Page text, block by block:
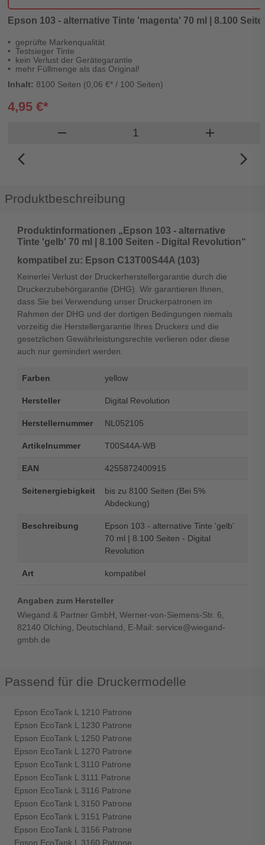
Epson 103 - alternative Tinte 'magenta' 70 ml | 8.100
geprüfte Markenqualität
Testsieger Tinte
kein Verlust der Gerätegarantie
mehr Füllmenge als das Original!
Inhalt: 8100 Seiten (0,06 €* / 100 Seiten)
4,95 €*
remove Produkt Warenkorb Menge
add
arrow_back_ios_new
arrow_forward_ios
Produktbeschreibung
Produktinformationen „Epson 103 - alternative
Tinte 'gelb' 70 ml | 8.100 Seiten - Digital Revolution“
kompatibel zu: Epson C13T00S44A (103)
Keinerlei Verlust der Druckerherstellergarantie durch die
Druckerzubehörgarantie (DHG). Wir garantieren Ihnen,
dass Sie bei Verwendung unser Druckerpatronen im
Rahmen der DHG und der dortigen Bedingungen niemals
vorzeitig die Herstellergarantie Ihres Druckers und die
gesetzlichen Gewährleistungsrechte verlieren oder diese
auch nur gemindert werden.
Farben yellow
Hersteller Digital Revolution
Herstellernummer NL052105
Artikelnummer T00S44A-WB
EAN 4255872400915
Seitenergiebigkeit
bis zu 8100 Seiten (Bei 5%
Abdeckung)
Beschreibung
Epson 103 - alternative Tinte 'gelb'
70 ml | 8.100 Seiten - Digital
Revolution
Art kompatibel
Angaben zum Hersteller
Wiegand & Partner GmbH, Werner-von-Siemens-Str. 6,
82140 Olching, Deutschland, E-Mail: service@wiegand-
gmbh.de
Passend für die Druckermodelle
Epson EcoTank L 1210 Patrone
Epson EcoTank L 1230 Patrone
Epson EcoTank L 1250 Patrone
Epson EcoTank L 1270 Patrone
Epson EcoTank L 3110 Patrone
Epson EcoTank L 3111 Patrone
Epson EcoTank L 3116 Patrone
Epson EcoTank L 3150 Patrone
Epson EcoTank L 3151 Patrone
Epson EcoTank L 3156 Patrone
Epson EcoTank L 3160 Patrone